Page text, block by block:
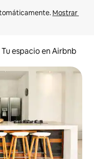
Mostrar
Tu espacio en Airbnb